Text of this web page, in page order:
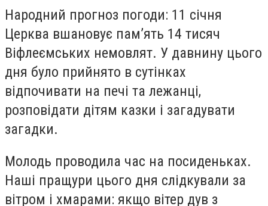
Народний прогноз погоди: 11 січня
Церква вшановує пам’ять 14 тисяч
Віфлеємських немовлят. У давнину цього
дня було прийнято в сутінках
відпочивати на печі та лежанці,
розповідати дітям казки і загадувати
загадки.
Молодь проводила час на посиденьках.
Наші пращури цього дня слідкували за
вітром і хмарами: якщо вітер дув з